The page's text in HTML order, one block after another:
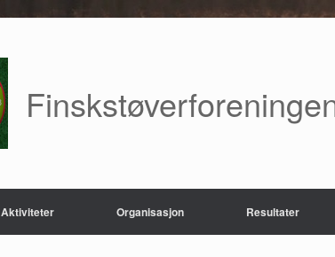
Aktiviteter Organisasjon Resultater